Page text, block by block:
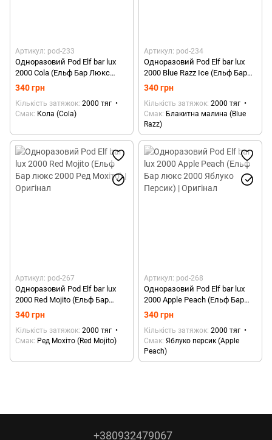
Артикул: pod-233
Одноразовий Pod Elf bar lux
2000 Cola (Ельф Бар Люкс
2000 Кола) | Оригінал
340 грн
Кількість затяжок 2000 тяг
Смак Кола (Cola)
Артикул: pod-234
Одноразовий Pod Elf bar lux
2000 Blue Razz Ice (Ельф Бар
люкс 2000 Лохина та малина
з льодом) | Оригінал
340 грн
Кількість затяжок 2000 тяг
Смак Блакитна малина (Blue
Razz)
Артикул: pod-267
Одноразовий Pod Elf bar lux
2000 Red Mojito (Ельф Бар
люкс 2000 Ред Мохіто) |
Оригінал
340 грн
Кількість затяжок 2000 тяг
Смак Ред Мохіто (Red Mojito)
Артикул: pod-268
Одноразовий Pod Elf bar lux
2000 Apple Peach (Ельф Бар
люкс 2000 Яблуко Персик) |
Оригінал
340 грн
Кількість затяжок 2000 тяг
Смак Яблуко персик (Apple
Peach)
+380932479067